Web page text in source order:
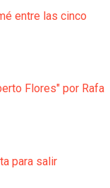
entre las cinco
Flores" por Rafa
para salir